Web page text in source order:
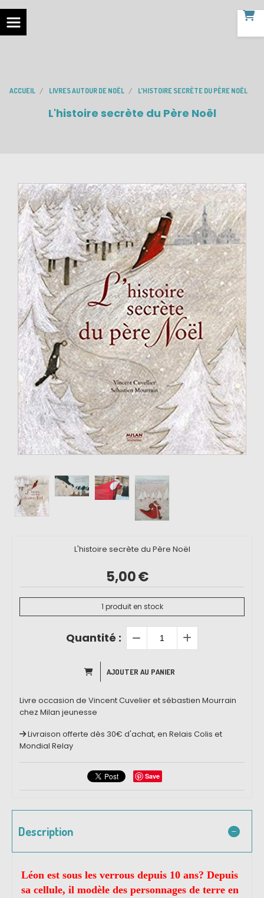
ACCUEIL LIVRES AUTOUR DE NOËL L'HISTOIRE SECRÈTE DU PÈRE NOËL
L'histoire secrète du Père Noël
L'histoire secrète du Père Noël
5,00€
1 produit en stock
Quantité :
AJOUTER AU PANIER
Livre occasion de Vincent Cuvelier et sébastien Mourrain
chez Milan jeunesse
Livraison offerte dès 30€ d'achat, en Relais Colis et
Mondial Relay
Save
Description
Léon est sous les verrous depuis 10 ans? Depuis
sa cellule, il modèle des personnages de terre en